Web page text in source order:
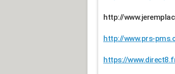
http://
http://www.prs-
https://